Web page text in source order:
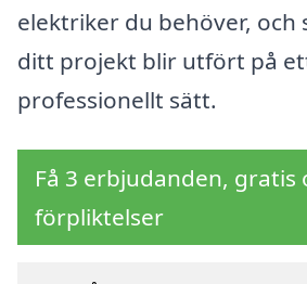
elektriker du behöver, och
ditt projekt blir utfört på
professionellt sätt.
Få 3 erbjudanden, gratis
förpliktelser